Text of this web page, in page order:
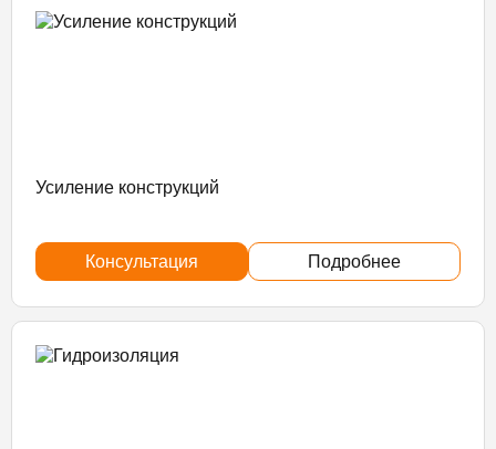
Усиление конструкций
Консультация Подробнее